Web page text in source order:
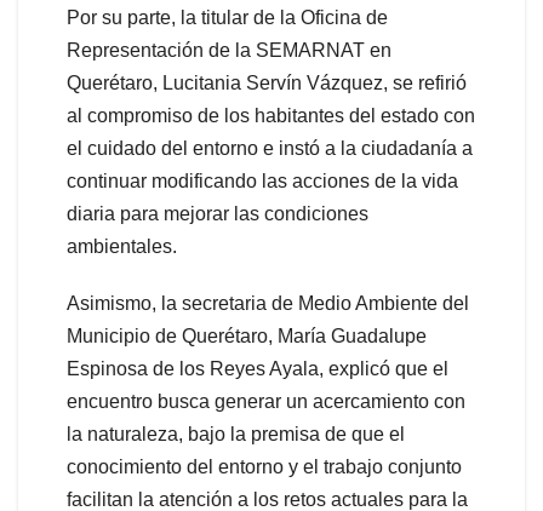
Por su parte, la titular de la Oficina de
Representación de la SEMARNAT en
Querétaro, Lucitania Servín Vázquez, se refirió
al compromiso de los habitantes del estado con
el cuidado del entorno e instó a la ciudadanía a
continuar modificando las acciones de la vida
diaria para mejorar las condiciones
ambientales.
Asimismo, la secretaria de Medio Ambiente del
Municipio de Querétaro, María Guadalupe
Espinosa de los Reyes Ayala, explicó que el
encuentro busca generar un acercamiento con
la naturaleza, bajo la premisa de que el
conocimiento del entorno y el trabajo conjunto
facilitan la atención a los retos actuales para la